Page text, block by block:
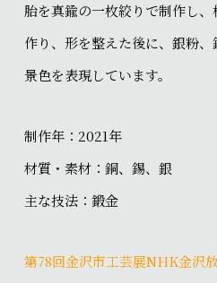
胎を真鍮の一枚絞りで制作し
作り、形を整えた後に、銀粉
景色を表現しています。
制作年：2021年
材質・素材：銅、錫、銀
主な技法：鍛金
第78回金沢市工芸展NHK金沢